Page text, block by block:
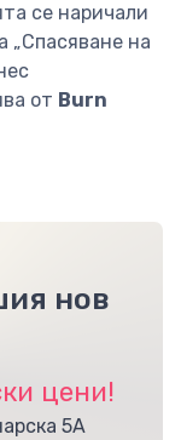
се наричали
„Спасяване на
от Burn
нов
цени!
5А